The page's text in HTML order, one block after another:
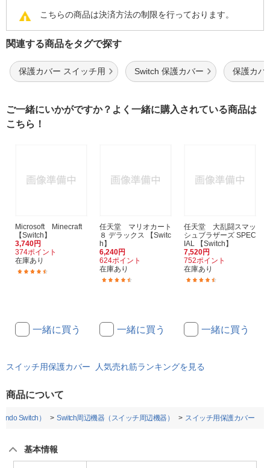
こちらの商品は決済方法の制限を行っております。
関連する商品をタグで探す
保護カバー スイッチ用 Switch 保護カバー 保護カバ
ご一緒にいかがですか？よく一緒に購入されている商品は
こちら！
Microsoft Minecraft
【Switch】
3,740円
374ポイント
在庫あり
一緒に買う
任天堂 マリオカート
８ デラックス 【Switc
h】
6,240円
624ポイント
在庫あり
一緒に買う
任天堂 大乱闘スマッ
シュブラザーズ SPEC
IAL 【Switch】
7,520円
752ポイント
在庫あり
一緒に買う
スイッチ用保護カバー 人気売れ筋ランキングを見る
商品について
Switch） Switch周辺機器（スイッチ周辺機器） スイッチ用保護カバー
基本情報